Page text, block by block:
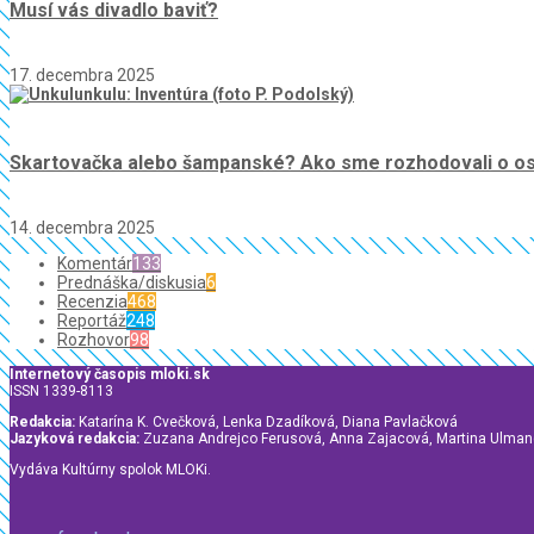
Musí vás divadlo baviť?
17. decembra 2025
Skartovačka alebo šampanské? Ako sme rozhodovali o
14. decembra 2025
Komentár133
Prednáška/diskusia6
Recenzia468
Reportáž248
Rozhovor98
Internetový časopis mloki.sk
ISSN 1339-8113
Redakcia: Katarína K. Cvečková, Lenka Dzadíková, Diana Pavlačková
Jazyková redakcia: Zuzana Andrejco Ferusová, Anna Zajacová, Martina
Vydáva Kultúrny spolok MLOKi.